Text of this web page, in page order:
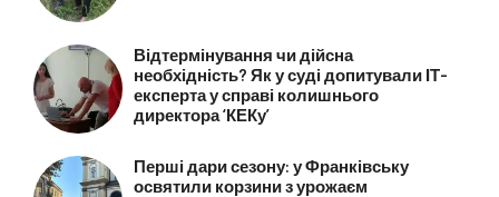
Відтермінування чи дійсна
необхідність? Як у суді допитували ІТ-
експерта у справі колишнього
директора ‘КЕКу’
Перші дари сезону: у Франківську
освятили корзини з урожаєм